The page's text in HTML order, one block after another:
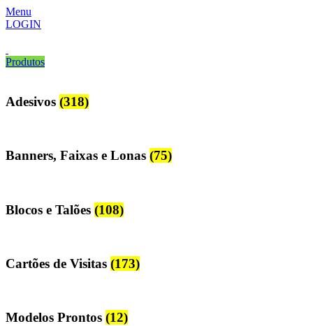
Menu
LOGIN
Produtos
Adesivos (318)
Banners, Faixas e Lonas (75)
Blocos e Talões (108)
Cartões de Visitas (173)
Modelos Prontos (12)